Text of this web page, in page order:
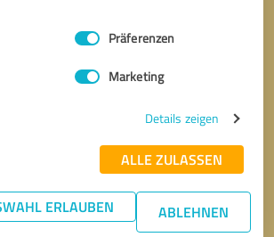
Präferenzen
Marketing
Details zeigen
ALLE ZULASSEN
ERLAUBEN ABLEHNEN
* Erforderliche Angaben
Nachricht senden